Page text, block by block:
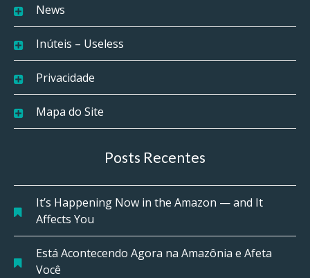
News
Inúteis – Useless
Privacidade
Mapa do Site
Posts Recentes
It’s Happening Now in the Amazon — and It
Affects You
Está Acontecendo Agora na Amazônia e Afeta
Você